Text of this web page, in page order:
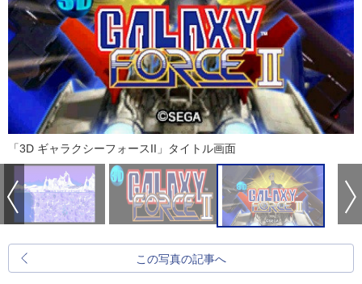
「3D ギャラクシーフォースII」タイトル画面
この写真の記事へ